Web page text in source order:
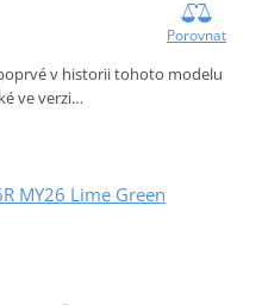
Porovnat
v historii tohoto modelu
ve verzi…
MY26 Lime Green